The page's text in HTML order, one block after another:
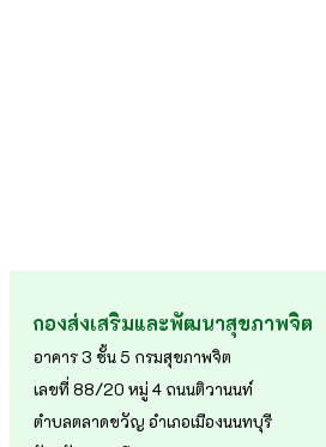
กองส่งเสริมและพัฒนาสุขภาพจิต
อาคาร 3 ชั้น 5 กรมสุขภาพจิต
เลขที่ 88/20 หมู่ 4 ถนนติวานนท์
ตำบลตลาดขวัญ อำเภอเมืองนนทบุรี